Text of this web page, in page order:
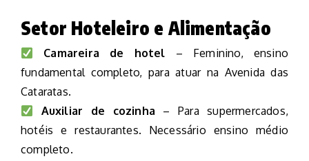
Setor Hoteleiro e Alimentação
Camareira de hotel – Feminino, ensino
fundamental completo, para atuar na Avenida das
Cataratas.
Auxiliar de cozinha – Para supermercados,
hotéis e restaurantes. Necessário ensino médio
completo.